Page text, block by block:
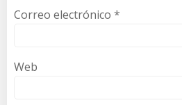
Correo electrónico *
Web